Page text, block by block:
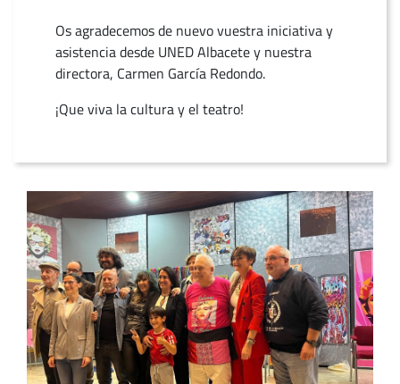
Os agradecemos de nuevo vuestra iniciativa y
asistencia desde UNED Albacete y nuestra
directora, Carmen García Redondo.
¡Que viva la cultura y el teatro!